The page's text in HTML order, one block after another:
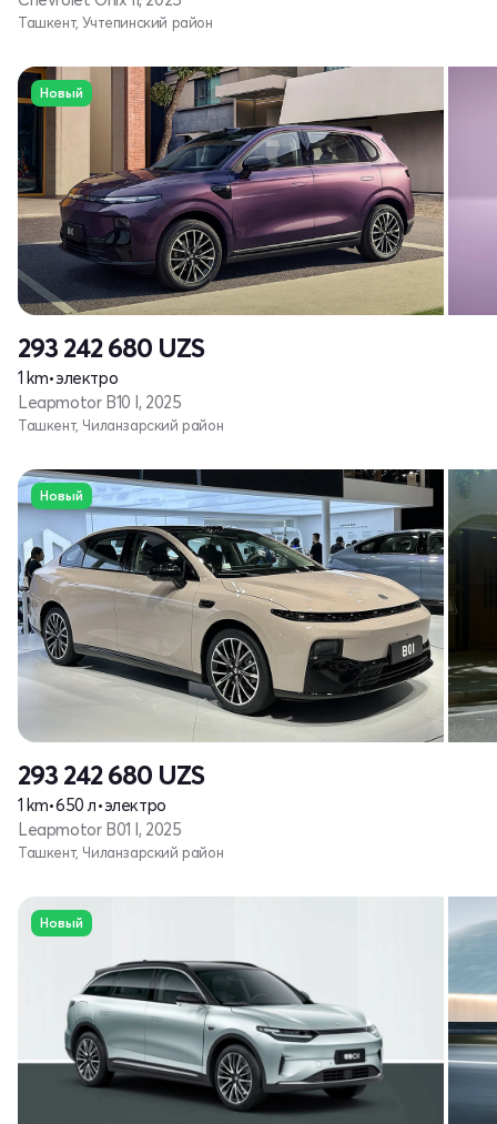
Ташкент, Учтепинский район
Новый
293 242 680 UZS
1 km•электро
Leapmotor B10 I, 2025
Ташкент, Чиланзарский район
Новый
293 242 680 UZS
1 km•650 л•электро
Leapmotor B01 I, 2025
Ташкент, Чиланзарский район
Новый